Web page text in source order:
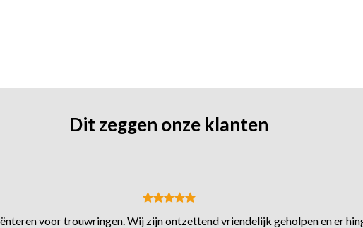
Dit zeggen onze klanten
voor trouwringen. Wij zijn ontzettend vriendelijk geholpen en er